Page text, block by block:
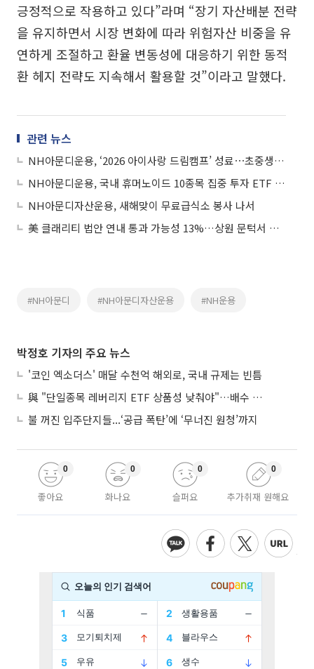
긍정적으로 작용하고 있다”라며 “장기 자산배분 전략
을 유지하면서 시장 변화에 따라 위험자산 비중을 유
연하게 조절하고 환율 변동성에 대응하기 위한 동적
환 헤지 전략도 지속해서 활용할 것”이라고 말했다.
관련 뉴스
NH아문디운용, ‘2026 아이사랑 드림캠프’ 성료⋯초중생 100명 참여
NH아문디운용, 국내 휴머노이드 10종목 집중 투자 ETF 상장
NH아문디자산운용, 새해맞이 무료급식소 봉사 나서
美 클래리티 법안 연내 통과 가능성 13%…상원 문턱서 제동
#NH아문디 #NH아문디자산운용 #NH운용
박정호 기자의 주요 뉴스
'코인 엑소더스' 매달 수천억 해외로, 국내 규제는 빈틈
與 "단일종목 레버리지 ETF 상품성 낮춰야"…배수 조정안도 거론
불 꺼진 입주단지들...‘공급 폭탄’에 ‘무너진 원청’까지
좋아요
0
화나요
0
슬퍼요
0
추가취재 원해요
0